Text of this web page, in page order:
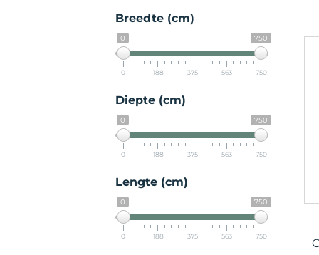
Breedte (cm)
0 750
0 188 375 563 750
Diepte (cm)
0 750
0 188 375 563 750
Lengte (cm)
0 750
0 188 375 563 750